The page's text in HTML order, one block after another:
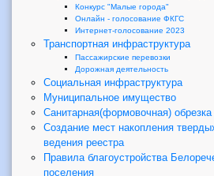
Конкурс "Малые города"
Онлайн - голосование ФКГС
Интернет-голосование 2023
Транспортная инфраструктура
Пассажирские перевозки
Дорожная деятельность
Социальная инфраструктура
Муниципальное имущество
Санитарная(формовочная)
Создание мест накопления
ведения реестра
Правила благоустройства
поселения